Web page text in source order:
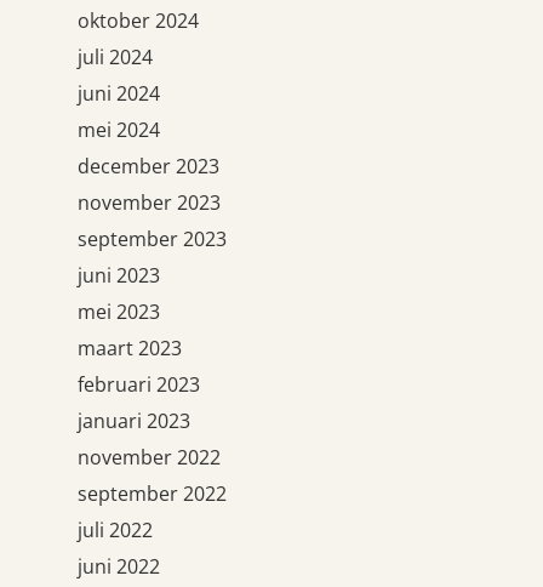
oktober 2024
juli 2024
juni 2024
mei 2024
december 2023
november 2023
september 2023
juni 2023
mei 2023
maart 2023
februari 2023
januari 2023
november 2022
september 2022
juli 2022
juni 2022